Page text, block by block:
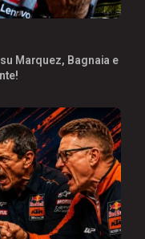
Marquez, Bagnaia e